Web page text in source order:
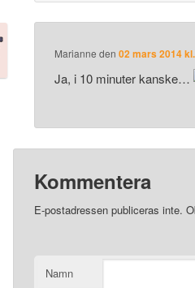
Marianne den02 mars 2014
Ja, i 10 minuter kanske…
Kommentera
E-postadressen publiceras inte.
Namn